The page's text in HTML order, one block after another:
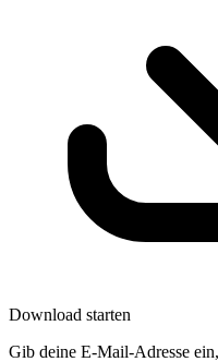
Download starten
Gib deine E-Mail-Adresse